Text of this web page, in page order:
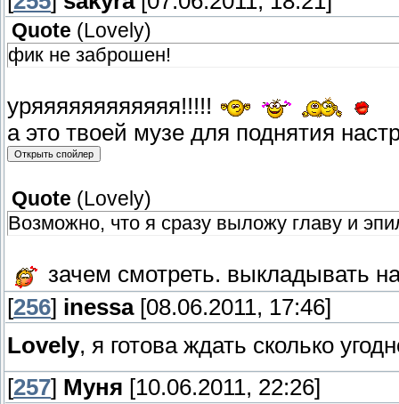
Quote ( Lovely)
фик не заброшен!
уряяяяяяяяяяяя!!!!!
а это твоей музе для поднятия
Quote ( Lovely)
Возможно, что я сразу выложу главу и
зачем смотреть. выкладывать
[256] inessa[08.06.2011, 17:46]
Lovely, я готова ждать сколько
[257] Муня [10.06.2011, 22:26]